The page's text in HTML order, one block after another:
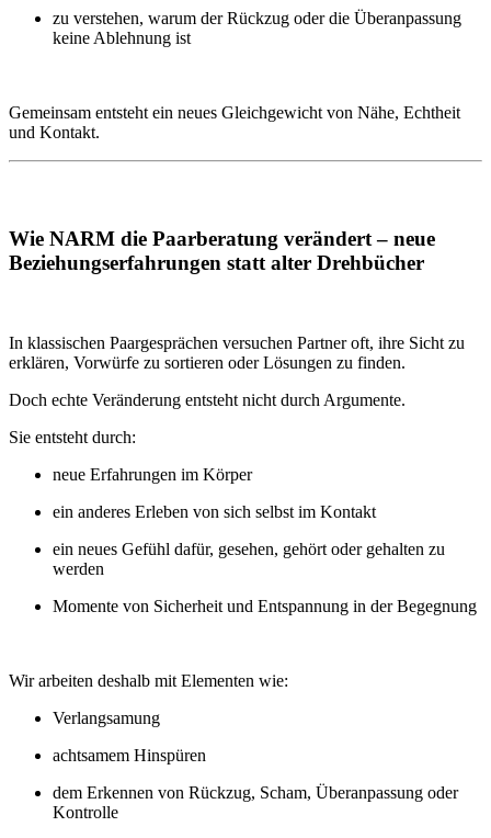
zu verstehen, warum der Rückzug oder die Überanpassung
keine Ablehnung ist
Gemeinsam entsteht ein neues Gleichgewicht von Nähe, Echtheit
und Kontakt.
Wie NARM die Paarberatung verändert – neue
Beziehungserfahrungen statt alter Drehbücher
In klassischen Paargesprächen versuchen Partner oft, ihre Sicht zu
erklären, Vorwürfe zu sortieren oder Lösungen zu finden.
Doch echte Veränderung entsteht nicht durch Argumente.
Sie entsteht durch:
neue Erfahrungen im Körper
ein anderes Erleben von sich selbst im Kontakt
ein neues Gefühl dafür, gesehen, gehört oder gehalten zu
werden
Momente von Sicherheit und Entspannung in der Begegnung
Wir arbeiten deshalb mit Elementen wie:
Verlangsamung
achtsamem Hinspüren
dem Erkennen von Rückzug, Scham, Überanpassung oder
Kontrolle